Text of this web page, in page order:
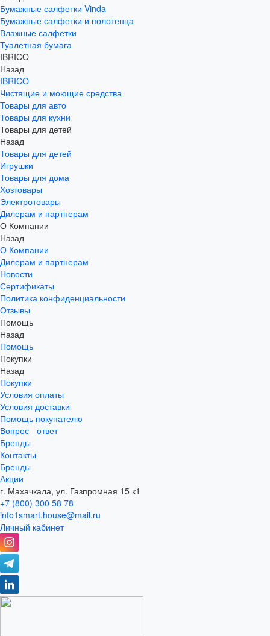
Бумажные салфетки Vinda
Бумажные салфетки и полотенца
Влажные салфетки
Туалетная бумага
IBRICO
Назад
IBRICO
Чистящие и моющие средства
Товары для авто
Товары для кухни
Товары для детей
Назад
Товары для детей
Игрушки
Товары для дома
Хозтовары
Электротовары
Дилерам и партнерам
О Компании
Назад
О Компании
Дилерам и партнерам
Новости
Сертификаты
Политика конфиденциальности
Отзывы
Помощь
Назад
Помощь
Покупки
Назад
Покупки
Условия оплаты
Условия доставки
Помощь покупателю
Вопрос - ответ
Бренды
Контакты
Бренды
Акции
г. Махачкала, ул. Газпромная 15 к1
+7 (800) 300 58 78
info1smart.house@mail.ru
Личный кабинет